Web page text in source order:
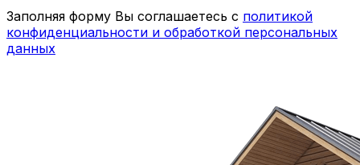
Заполняя форму Вы соглашаетесь с политикой
конфиденциальности и обработкой персональных
данных